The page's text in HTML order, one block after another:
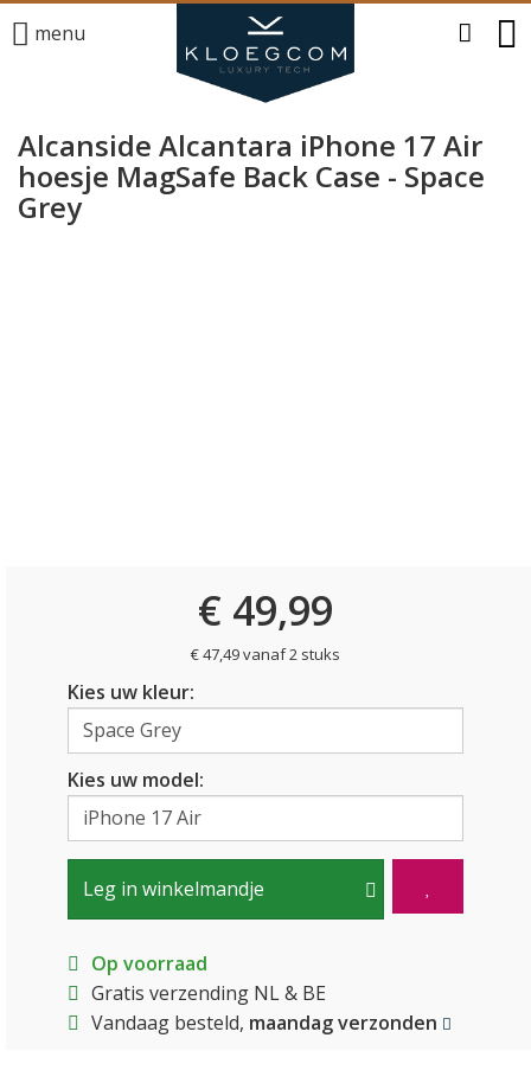
menu
Alcanside Alcantara iPhone 17 Air
hoesje MagSafe Back Case - Space
Grey
€ 49,99
€ 47,49 vanaf 2 stuks
Kies uw kleur:
Kies uw model:
Leg in winkelmandje
Op voorraad
Gratis verzending NL & BE
Vandaag besteld, maandag verzonden